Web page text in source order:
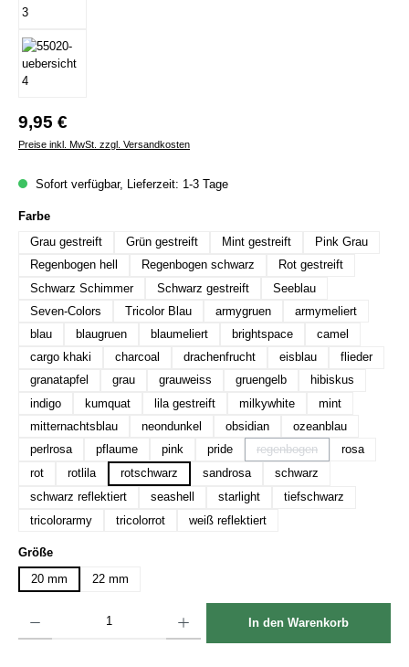
Regulärer Preis:
9,95 €
Preise inkl. MwSt. zzgl. Versandkosten
Sofort verfügbar, Lieferzeit: 1-3 Tage
Farbeauswählen
Grau gestreift
Grün gestreift Mint gestreift
Pink Grau
Regenbogen hell
Regenbogen schwarz
Rot gestreift
Schwarz Schimmer
Schwarz gestreift
Seeblau
Seven-Colors
Tricolor Blau armygruen
armymeliert
blau
blaugruen blaumeliert brightspace
camel
cargo khaki
charcoal drachenfrucht eisblau
flieder
granatapfel
grau grauweiss gruengelb
hibiskus
indigo
kumquat lila gestreift milkywhite
mint
mitternachtsblau
neondunkel obsidian
ozeanblau
perlrosa
pflaume pink pride regenbogen
(Diese Option ist zurzeit
rosa
rot
rotlila rotschwarz sandrosa
schwarz
schwarz reflektiert
seashell starlight
tiefschwarz
tricolorarmy
tricolorrot weiß reflektiert
Größeauswählen
20 mm
22 mm
In den Warenkorb